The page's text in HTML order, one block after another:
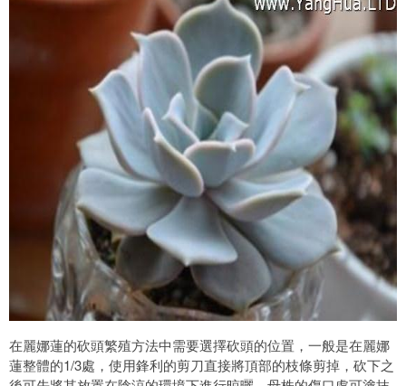
在麗娜蓮的砍頭繁殖方法中需要選擇砍頭的位置，一般是在麗娜
蓮整體的1/3處，使用鋒利的剪刀直接將頂部的枝條剪掉，砍下之